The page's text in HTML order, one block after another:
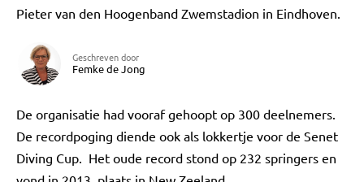
Pieter van den Hoogenband Zwemstadion in Eindhoven.
Geschreven door
Femke de Jong
De organisatie had vooraf gehoopt op 300 deelnemers.
De recordpoging diende ook als lokkertje voor de Senet
Diving Cup. Het oude record stond op 232 springers en